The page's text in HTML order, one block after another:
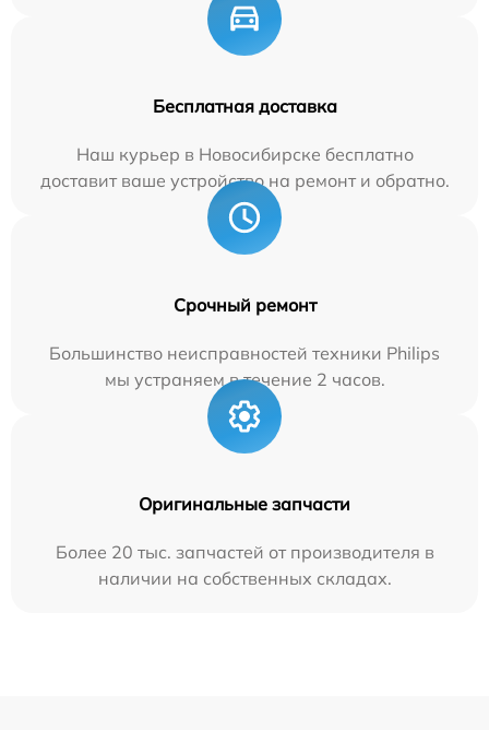
Бесплатная доставка
Наш курьер в Новосибирске бесплатно
доставит ваше устройство на ремонт и обратно.
Срочный ремонт
Большинство неисправностей техники Philips
мы устраняем в течение 2 часов.
Оригинальные запчасти
Более 20 тыс. запчастей от производителя в
наличии на собственных складах.